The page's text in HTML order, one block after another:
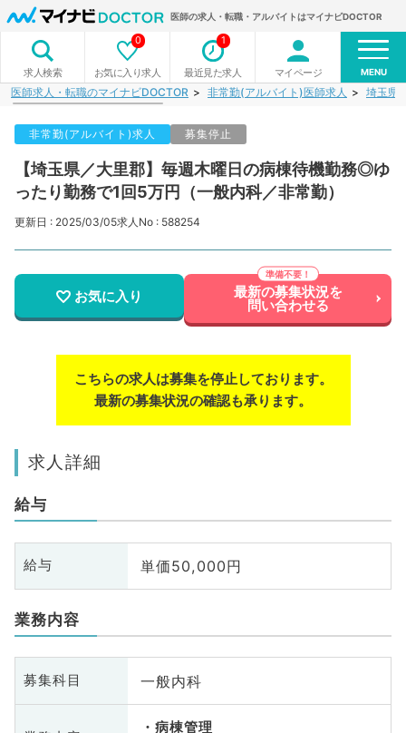
医師の求人・転職・アルバイトはマイナビDOCTOR
求人検索 お気に入り求人
0
最近見た求人
1
マイページ MENU
医師求人・転職のマイナビDOCTOR 非常勤(アルバイト)医師求人 埼玉県
非常勤(アルバイト)求人 募集停止
【埼玉県／大里郡】毎週木曜日の病棟待機勤務◎ゆ
ったり勤務で1回5万円（一般内科／非常勤）
更新日 : 2025/03/05求人No : 588254
お気に入り 最新の募集状況を
問い合わせる
こちらの求人は募集を停止しております。
最新の募集状況の確認も承ります。
求人詳細
給与
給与 単価50,000円
業務内容
募集科目 一般内科
病棟管理